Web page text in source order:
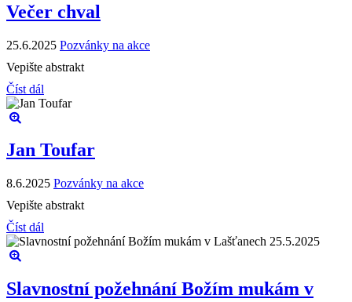
Večer chval
25.6.2025 Pozvánky na akce
Vepište abstrakt
Číst dál
Jan Toufar
8.6.2025 Pozvánky na akce
Vepište abstrakt
Číst dál
Slavnostní požehnání Božím mukám v